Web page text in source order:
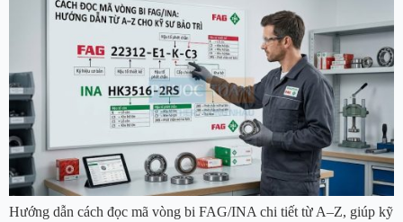
Hướng dẫn cách đọc mã vòng bi FAG/INA chi tiết từ A–Z, giúp kỹ